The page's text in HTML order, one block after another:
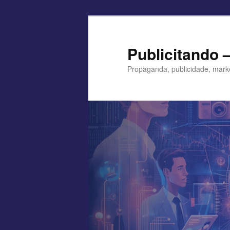
Publicitando
Propaganda, publicidade,